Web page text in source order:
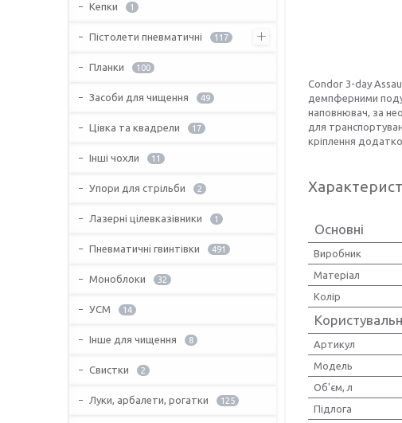
Condor 3-day
демпферними
наповнювач, за
для
кріплення
Основні
Виробник
Матеріал
Колір
Артикул
Мoдель
Об'єм, л
Підлога
Кепки 1
Пістолети пневматичні 117
Планки 100
Засоби для чищення 49
Цівка та квадрели 17
Інші чохли 11
Упори для стрільби 2
Лазерні цілевказівники 1
Пневматичні гвинтівки 491
Моноблоки 32
УСМ 14
Інше для чищення 8
Свистки 2
Луки, арбалети, рогатки 125